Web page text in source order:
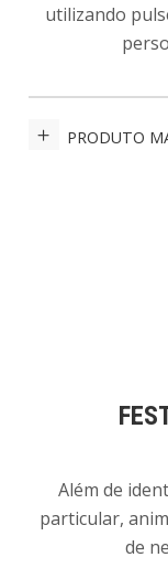
utilizando
PRODUTO
Além de
particular,
de